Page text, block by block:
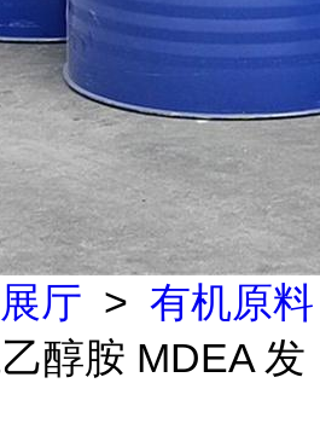
厅 > 有机原料
醇胺 MDEA 发